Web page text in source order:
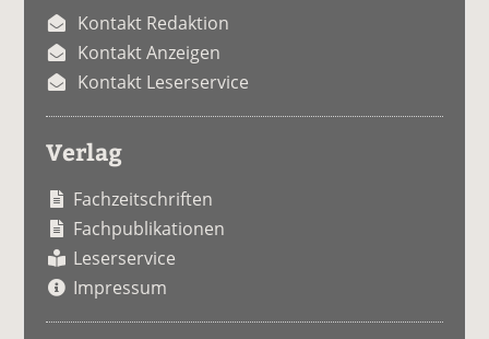
Kontakt Redaktion
Kontakt Anzeigen
Kontakt Leserservice
Verlag
Fachzeitschriften
Fachpublikationen
Leserservice
Impressum